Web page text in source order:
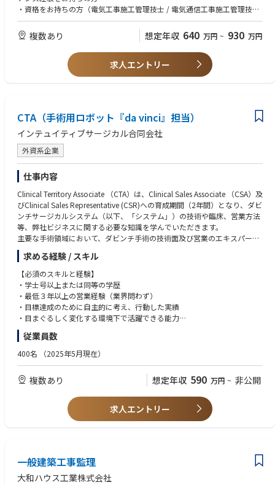
・資格をお持ちの方（電気工事施工管理技士 / 電気通信工事施工管理技士
/ 管工事施工管理技士 / 電気工事士 等）
複数あり 想定年収 640 万円 ~ 930 万円
求人エントリー
CTA（手術用ロボット『da vinci』担当）
インテュイティブサージカル合同会社
外資系企業
仕事内容
Clinical Territory Associate （CTA）は、Clinical Sales Associate （CSA）及
びClinical Sales Representative (CSR)への育成期間（2年間）となり、ダビ
ンチサージカルシステム（以下、「システム」）の技術や臨床、営業方法
等、弊社ビジネスに関する必要な知識を学んでいただきます。
主要な手術領域において、ダビンチ手術の技術面及び営業のエキスパート
となるためのトレーニングを受け、配属されたエリアでの営業活動を通し
てシステム導入後の稼働率を最大化するサポートを行います。
基本的な職務
• 医師や医療スタッフに対して、ダビンチ手術テクノロジートレーニング
パスウェイ（初症例を実施される前に修了いただくことが必須となるトレ
ーニングプログラム）とスキルアップ過程について説明する。
• 医師や医療スタッフに対して、オンサイトトレーニング（実機を使用し
研修）を実施する。
• 担当施設全診療科のTR100トレーニング（ダビンチ執刀医が認定証取得
のために行うラボトレーニング）の練習を担当する。
• 医師や医療スタッフに対して、製品のデモンストレーションやインサー
ビス（製品の説明と実際にシステムを触りながら理解していただく）を主
• システムを使用した手術に立会い、製品の安全使用のためにサポートす
式の採用に繋がる営業活動、マーケティング活動のサポートやコーディネ
ーションを行う。
• 日報（営業・症例報告、営業活動の結果）や経費精算、社内オンライン
求める経験 / スキル
【必須のスキルと経験】
・学士号以上または同等の学歴
・最低３年以上の営業経験（業界問わず）
・目標達成のために自主的に考え、行動した実績
・目まぐるしく変化する環境下で活躍できる能力
・誠実さ、素直さを兼ね備え、責任感を持った行動ができる方
・MS Office（Excel/Word/PPT）の基礎的な知識
・日本語ネイティブ、もしくはN1相当レベル
【望ましいスキルと経験】
・医療業界、特に医療機器業界経験者
従業員数
400名 （2025年5月現在）
複数あり 想定年収 590 万円 ~ 非公開
求人エントリー
一般建築工事監理
大和ハウス工業株式会社